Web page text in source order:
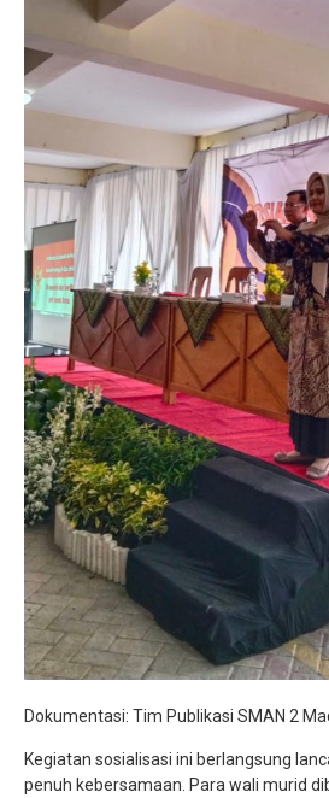
Dokumentasi: Tim Publikasi SMAN 2
Kegiatan sosialisasi ini berlangsung
penuh kebersamaan. Para wali murid